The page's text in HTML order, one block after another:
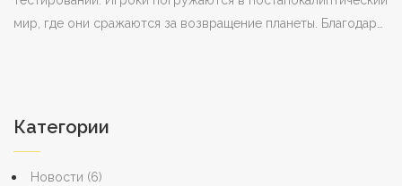
мир, где они сражаются за возвращение планеты. Благодаря
Категории
Новости (6)